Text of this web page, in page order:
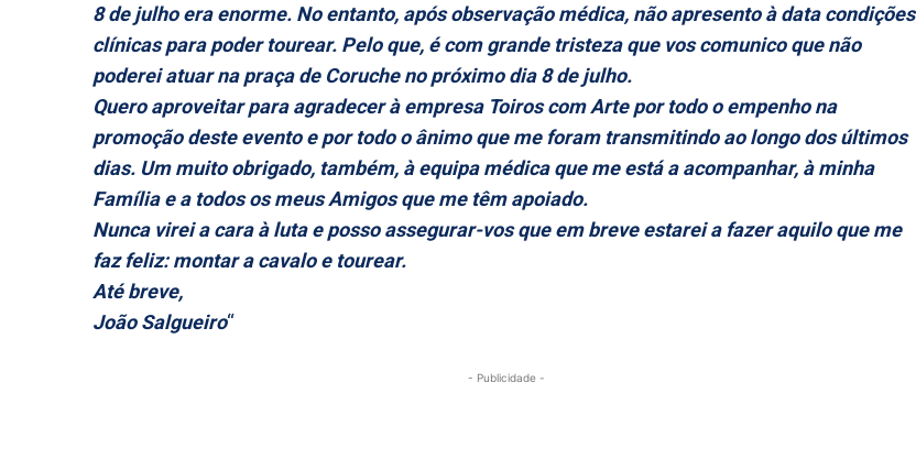
8 de julho era enorme. No entanto, após observação médica, não apresento à data condições
clínicas para poder tourear. Pelo que, é com grande tristeza que vos comunico que não
poderei atuar na praça de Coruche no próximo dia 8 de julho.
Quero aproveitar para agradecer à empresa Toiros com Arte por todo o empenho na
promoção deste evento e por todo o ânimo que me foram transmitindo ao longo dos últimos
dias. Um muito obrigado, também, à equipa médica que me está a acompanhar, à minha
Família e a todos os meus Amigos que me têm apoiado.
Nunca virei a cara à luta e posso assegurar-vos que em breve estarei a fazer aquilo que me
faz feliz: montar a cavalo e tourear.
Até breve,
João Salgueiro“
- Publicidade -